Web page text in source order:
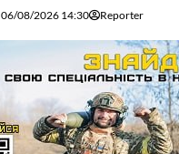
06/08/2026 14:30 Reporter